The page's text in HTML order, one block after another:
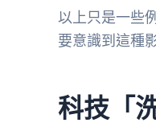
以上只是一些
要意識到這種
科技「